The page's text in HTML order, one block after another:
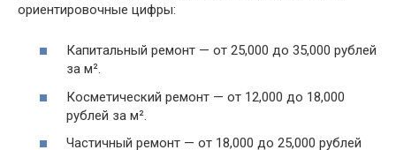
ориентировочные цифры:
Капитальный ремонт — от 25,000 до 35,000 рублей
за м².
Косметический ремонт — от 12,000 до 18,000
рублей за м².
Частичный ремонт — от 18,000 до 25,000 рублей